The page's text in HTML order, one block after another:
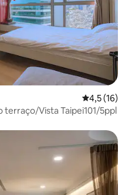
4,5 de uma
4,5 (16)
terraço/Vista Taipei101/5ppl